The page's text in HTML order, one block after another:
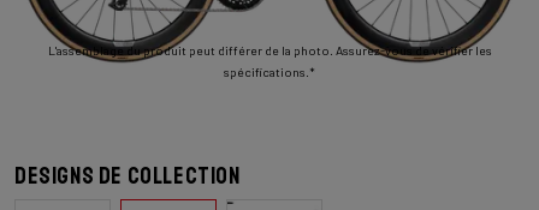
L'assemblage du produit peut différer de la photo. Assurez-vous de vérifier les
spécifications.*
Designs de collection